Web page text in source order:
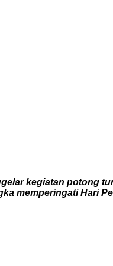
kegiatan potong
memperingati Hari